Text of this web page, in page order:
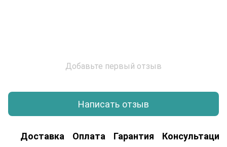
Добавьте первый отзыв
Написать отзыв
Доставка Оплата Гарантия Консультация